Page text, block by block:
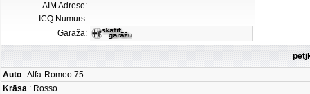
AIM Adrese:
ICQ Numurs:
Garāža:
Auto : Alfa-Romeo 75
Krāsa : Rosso